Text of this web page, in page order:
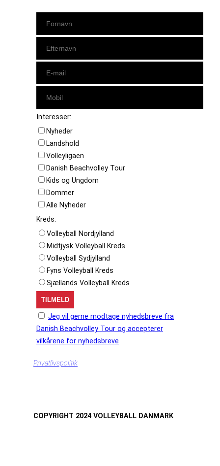
Interesser:
Nyheder
Landshold
Volleyligaen
Danish Beachvolley Tour
Kids og Ungdom
Dommer
Alle Nyheder
Kreds:
Volleyball Nordjylland
Midtjysk Volleyball Kreds
Volleyball Sydjylland
Fyns Volleyball Kreds
Sjællands Volleyball Kreds
Jeg vil gerne modtage nyhedsbreve fra
Danish Beachvolley Tour og accepterer
vilkårene for nyhedsbreve
Privatlivspolitik
COPYRIGHT 2024 VOLLEYBALL DANMARK